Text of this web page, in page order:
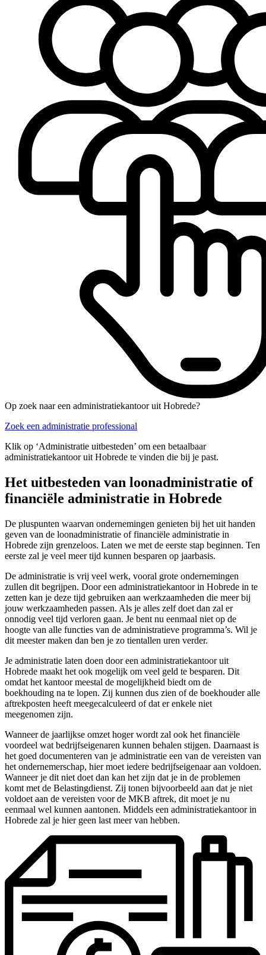
Op zoek naar een administratiekantoor uit Hobrede?
Zoek een administratie professional
Klik op ‘Administratie uitbesteden’ om een betaalbaar
administratiekantoor uit Hobrede te vinden die bij je past.
Het uitbesteden van loonadministratie of
financiële administratie in Hobrede
De pluspunten waarvan ondernemingen genieten bij het uit handen
geven van de loonadministratie of financiële administratie in
Hobrede zijn grenzeloos. Laten we met de eerste stap beginnen. Ten
eerste zal je veel meer tijd kunnen besparen op jaarbasis.
De administratie is vrij veel werk, vooral grote ondernemingen
zullen dit begrijpen. Door een administratiekantoor in Hobrede in te
zetten kan je deze tijd gebruiken aan werkzaamheden die meer bij
jouw werkzaamheden passen. Als je alles zelf doet dan zal er
onnodig veel tijd verloren gaan. Je bent nu eenmaal niet op de
hoogte van alle functies van de administratieve programma’s. Wil je
dit meester maken dan ben je zo tientallen uren verder.
Je administratie laten doen door een administratiekantoor uit
Hobrede maakt het ook mogelijk om veel geld te besparen. Dit
omdat het kantoor meestal de mogelijkheid biedt om de
boekhouding na te lopen. Zij kunnen dus zien of de boekhouder alle
aftrekposten heeft meegecalculeerd of dat er enkele niet
meegenomen zijn.
Wanneer de jaarlijkse omzet hoger wordt zal ook het financiële
voordeel wat bedrijfseigenaren kunnen behalen stijgen. Daarnaast is
het goed documenteren van je administratie een van de vereisten van
het ondernemerschap, hier moet iedere bedrijfseigenaar aan voldoen.
Wanneer je dit niet doet dan kan het zijn dat je in de problemen
komt met de Belastingdienst. Zij tonen bijvoorbeeld aan dat je niet
voldoet aan de vereisten voor de MKB aftrek, dit moet je nu
eenmaal wel kunnen aantonen. Middels een administratiekantoor in
Hobrede zal je hier geen last meer van hebben.